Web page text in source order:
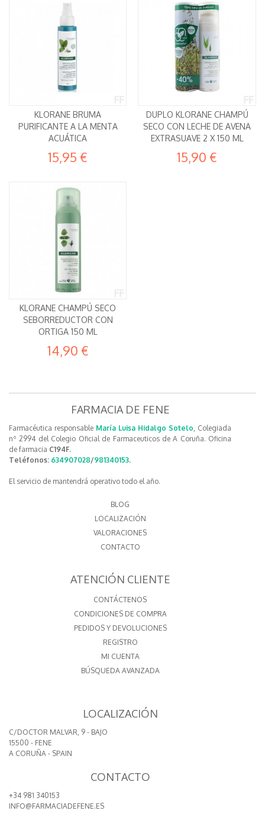
KLORANE BRUMA
PURIFICANTE A LA MENTA
ACUÁTICA
15,95 €
DUPLO KLORANE CHAMPÚ
SECO CON LECHE DE AVENA
EXTRASUAVE 2 X 150 ML
15,90 €
KLORANE CHAMPÚ SECO
SEBORREDUCTOR CON
ORTIGA 150 ML
14,90 €
FARMACIA DE FENE
Farmacéutica responsable María Luisa Hidalgo Sotelo, Colegiada
nº 2994 del Colegio Oficial de Farmaceuticos de A Coruña. Oficina
de farmacia C194F.
Teléfonos: 634907028/981340153.
El servicio de mantendrá operativo todo el año.
BLOG
LOCALIZACIÓN
VALORACIONES
CONTACTO
ATENCIÓN CLIENTE
CONTÁCTENOS
CONDICIONES DE COMPRA
PEDIDOS Y DEVOLUCIONES
REGISTRO
MI CUENTA
BÚSQUEDA AVANZADA
LOCALIZACIÓN
C/DOCTOR MALVAR, 9 - BAJO
15500 - FENE
A CORUÑA - SPAIN
CONTACTO
+34 981 340153
INFO@FARMACIADEFENE.ES